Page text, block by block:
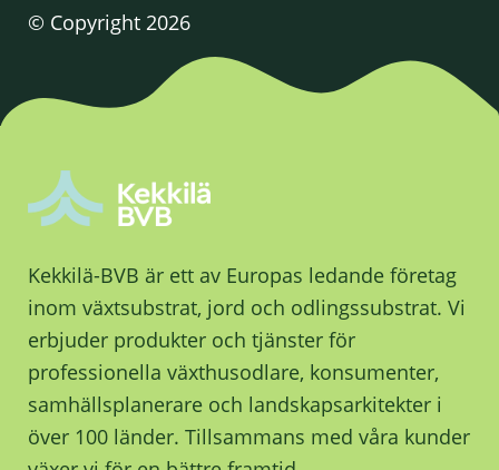
© Copyright 2026
Kekkilä-BVB är ett av Europas ledande företag
inom växtsubstrat, jord och odlingssubstrat. Vi
erbjuder produkter och tjänster för
professionella växthusodlare, konsumenter,
samhällsplanerare och landskapsarkitekter i
över 100 länder. Tillsammans med våra kunder